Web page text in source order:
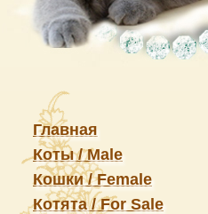
Главная
Коты / Male
Кошки / Female
Котята / For Sale